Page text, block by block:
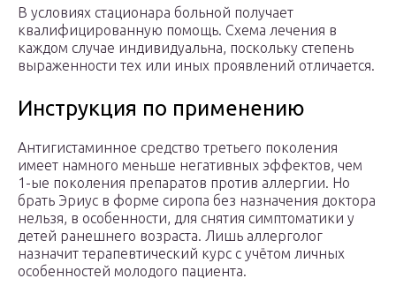
В условиях стационара больной получает
квалифицированную помощь. Схема лечения в
каждом случае индивидуальна, поскольку степень
выраженности тех или иных проявлений отличается.
Инструкция по применению
Антигистаминное средство третьего поколения
имеет намного меньше негативных эффектов, чем
1-ые поколения препаратов против аллергии. Но
брать Эриус в форме сиропа без назначения доктора
нельзя, в особенности, для снятия симптоматики у
детей ранешнего возраста. Лишь аллерголог
назначит терапевтический курс с учётом личных
особенностей молодого пациента.